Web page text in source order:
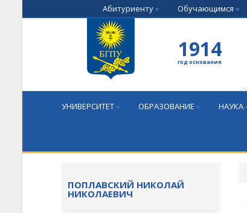
Абитуриенту Обучающимся
1914
год основания
УНИВЕРСИТЕТ ОБРАЗОВАНИЕ НАУКА
ПОПЛАВСКИЙ НИКОЛАЙ
НИКОЛАЕВИЧ